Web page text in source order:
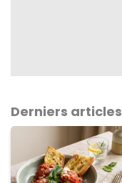
Derniers articles